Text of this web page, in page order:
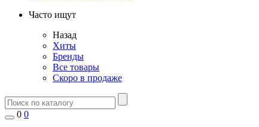
Часто ищут
Назад
Хиты
Бренды
Все товары
Скоро в продаже
0 0